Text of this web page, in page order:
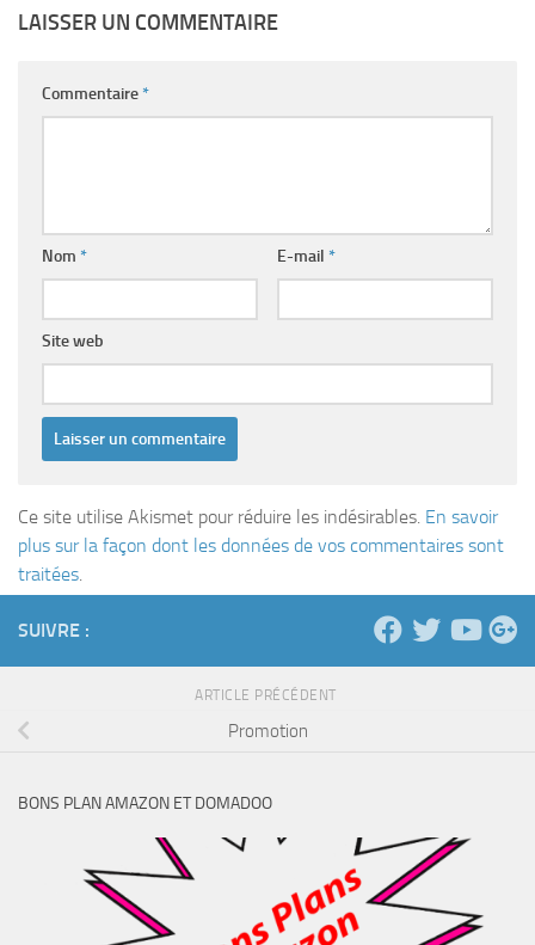
LAISSER UN COMMENTAIRE
Commentaire*
Nom * E-mail *
Site web
Ce site utilise Akismet pour réduire les indésirables. En savoir
plus sur la façon dont les données de vos commentaires sont
traitées.
SUIVRE :
ARTICLE PRÉCÉDENT
Promotion
BONS PLAN AMAZON ET DOMADOO